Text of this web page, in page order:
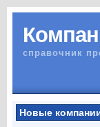
справочник
Новые